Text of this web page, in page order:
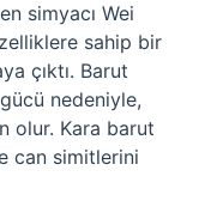
simyacı Wei
sahip bir
çıktı. Barut
gücü nedeniyle,
olur. Kara barut
can simitlerini